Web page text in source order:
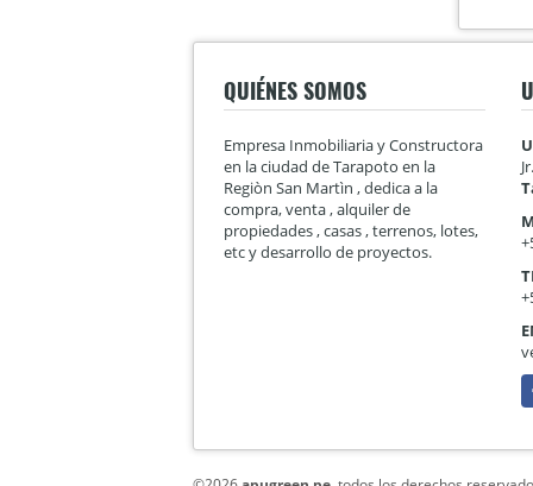
QUIÉNES SOMOS
Empresa Inmobiliaria y Constructora
en la ciudad de Tarapoto en la
Regiòn San Martìn , dedica a la
compra, venta , alquiler de
propiedades , casas , terrenos, lotes,
etc y desarrollo de proyectos.